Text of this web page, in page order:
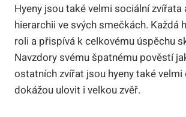
Hyeny jsou také velmi sociální
hierarchii ve svých smečkách. Každá
roli a přispívá k celkovému úspěchu
Navzdory svému špatnému pověstí
ostatních zvířat jsou hyeny také
dokážou ulovit i velkou zvěř.